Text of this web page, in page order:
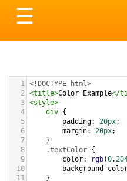
Toggle
navigation
☰
1 <!DOCTYPE html>
2
<title>Color Example</
3 <style>
4
div {
5
padding: 20px;
6
margin: 20px;
7
}
8
.textColor {
9
color: rgb(0,
10
background-
11
}